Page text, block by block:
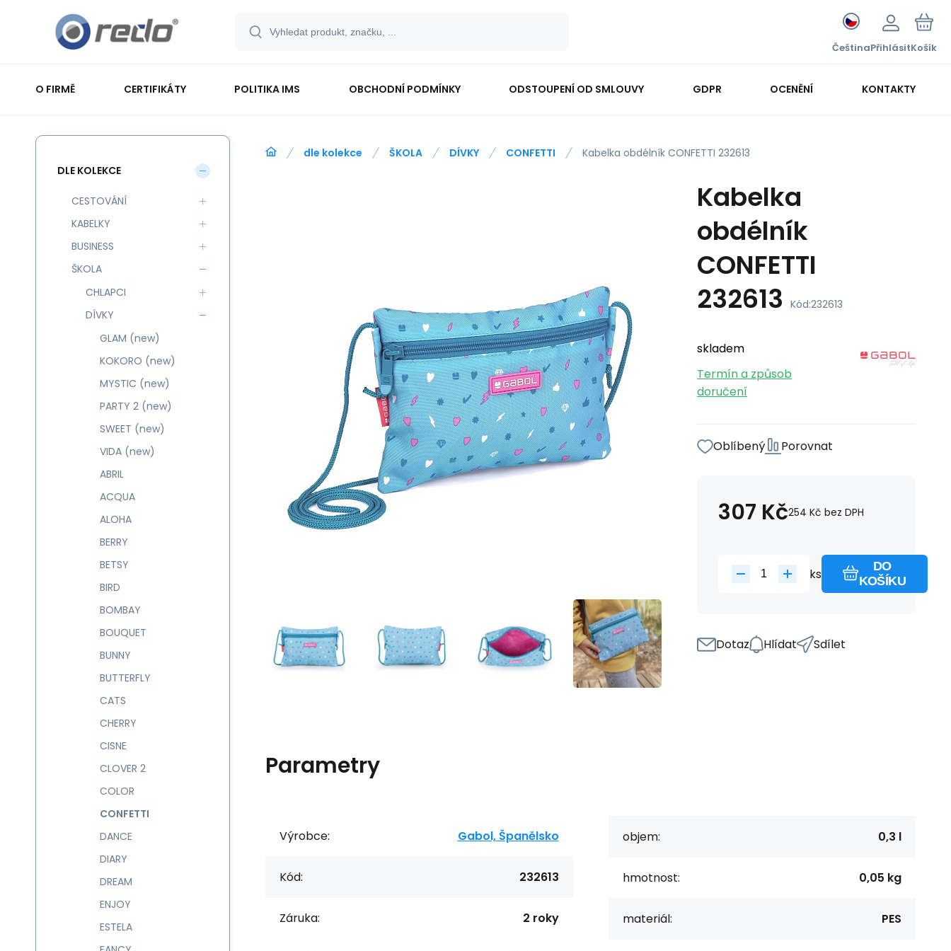
ČeštinaPřihlásitKošík
O FIRMĚ CERTIFIKÁTY POLITIKA IMS OBCHODNÍ PODMÍNKY ODSTOUPENÍ OD SMLOUVY GDPR OCENĚNÍ KONTAKTY
dle kolekce ŠKOLA DÍVKY CONFETTI Kabelka obdélník CONFETTI 232613
Kabelka
obdélník
CONFETTI
232613 Kód:232613
skladem
Termín a způsob
doručení
Oblíbený Porovnat
307 Kč254 Kč bez DPH
ks
DO
KOŠÍKU
Dotaz Hlídat Sdílet
Parametry
Výrobce: Gabol, Španělsko
Kód: 232613
Záruka: 2 roky
objem: 0,3 l
hmotnost: 0,05 kg
materiál: PES
DLE KOLEKCE
CESTOVÁNÍ
KABELKY
BUSINESS
ŠKOLA
CHLAPCI
DÍVKY
GLAM (new)
KOKORO (new)
MYSTIC (new)
PARTY 2 (new)
SWEET (new)
VIDA (new)
ABRIL
ACQUA
ALOHA
BERRY
BETSY
BIRD
BOMBAY
BOUQUET
BUNNY
BUTTERFLY
CATS
CHERRY
CISNE
CLOVER 2
COLOR
CONFETTI
DANCE
DIARY
DREAM
ENJOY
ESTELA